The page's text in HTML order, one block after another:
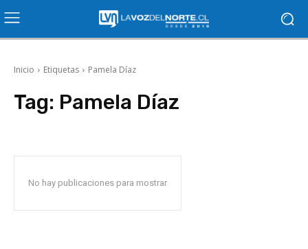
Inicio Etiquetas Pamela Díaz
Tag: Pamela Díaz
No hay publicaciones para mostrar